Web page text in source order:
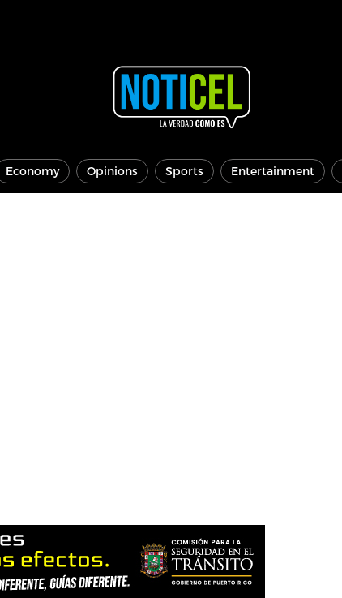
Economy Opinions Sports Entertainment